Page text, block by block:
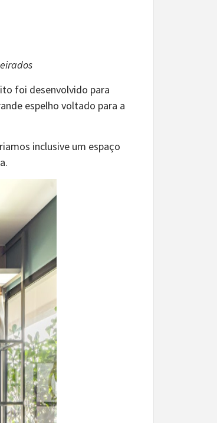
foi desenvolvido para
espelho voltado para a
inclusive um espaço